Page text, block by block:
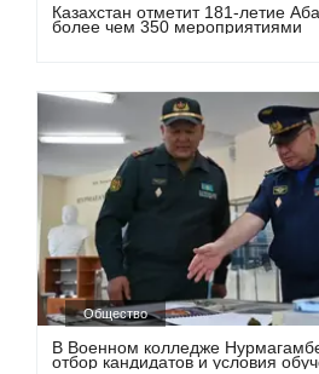
Казахстан отметит 181-летие
более чем 350 мероприятиями
Общество
В Военном колледже
отбор кандидатов и условия